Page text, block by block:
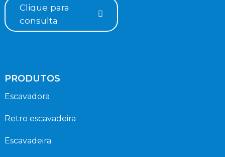
Clique para
consulta
PRODUTOS
Escavadora
Retro escavadeira
Escavadeira